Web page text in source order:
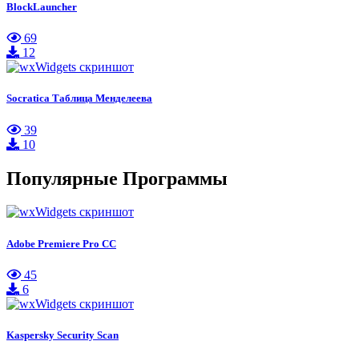
BlockLauncher
69
12
Socratica Таблица Менделеева
39
10
Популярные Программы
Adobe Premiere Pro CC
45
6
Kaspersky Security Scan